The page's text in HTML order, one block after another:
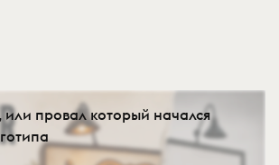
или провал который начался